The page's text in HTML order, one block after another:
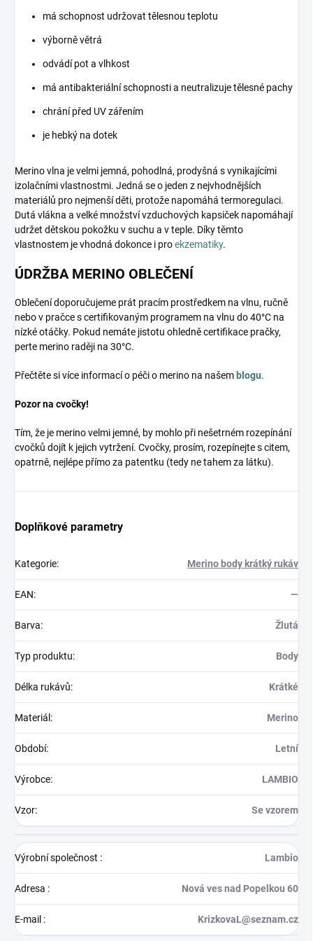
má schopnost udržovat tělesnou teplotu
výborně větrá
odvádí pot a vlhkost
má antibakteriální schopnosti a neutralizuje tělesné pachy
chrání před UV zářením
je hebký na dotek
Merino vlna je velmi jemná, pohodlná, prodyšná s vynikajícími
izolačními vlastnostmi. Jedná se o jeden z nejvhodnějších
materiálů pro nejmenší děti, protože napomáhá termoregulaci.
Dutá vlákna a velké množství vzduchových kapsiček napomáhají
udržet dětskou pokožku v suchu a v teple. Díky těmto
vlastnostem je vhodná dokonce i proekzematiky.
ÚDRŽBA MERINO OBLEČENÍ
Oblečení doporučujeme prát pracím prostředkem na vlnu, ručně
nebo v pračce s certifikovaným programem na vlnu do 40°C na
nízké otáčky. Pokud nemáte jistotu ohledně certifikace pračky,
perte merino raději na 30°C.
Přečtěte si více informací o péči o merino na našem blogu.
Pozor na cvočky!
Tím, že je merino velmi jemné, by mohlo při nešetrném rozepínání
cvočků dojít k jejich vytržení. Cvočky, prosím, rozepínejte s citem,
opatrně, nejlépe přímo za patentku (tedy ne tahem za látku).
Doplňkové parametry
Kategorie: Merino body krátký rukáv
EAN: —
Barva: Žlutá
Typ produktu: Body
Délka rukávů: Krátké
Materiál : Merino
Období: Letní
Výrobce: LAMBIO
Vzor: Se vzorem
Výrobní společnost : Lambio
Adresa : Nová ves nad Popelkou 60
E-mail : KrizkovaL@seznam.cz